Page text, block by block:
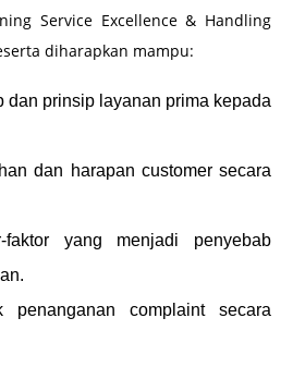
Service Excellence & Handling
diharapkan mampu:
dan prinsip layanan prima kepada
dan harapan customer secara
faktor yang menjadi penyebab
penanganan complaint secara